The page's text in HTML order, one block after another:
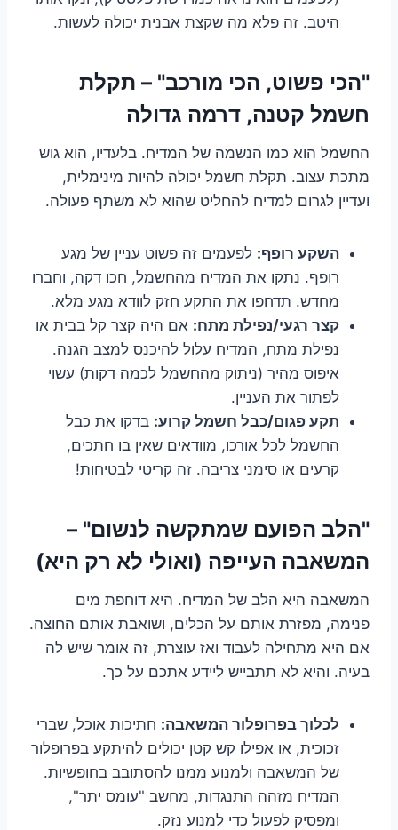
היטב. זה פלא מה שקצת אבנית יכולה לעשות.
"הכי פשוט, הכי מורכב" – תקלת
חשמל קטנה, דרמה גדולה
החשמל הוא כמו הנשמה של המדיח. בלעדיו, הוא גוש
מתכת עצוב. תקלת חשמל יכולה להיות מינימלית,
ועדיין לגרום למדיח להחליט שהוא לא משתף פעולה.
השקע רופף: לפעמים זה פשוט עניין של מגע
רופף. נתקו את המדיח מהחשמל, חכו דקה, וחברו
מחדש. תדחפו את התקע חזק לוודא מגע מלא.
קצר רגעי/נפילת מתח: אם היה קצר קל בבית או
נפילת מתח, המדיח עלול להיכנס למצב הגנה.
איפוס מהיר (ניתוק מהחשמל לכמה דקות) עשוי
לפתור את העניין.
תקע פגום/כבל חשמל קרוע: בדקו את כבל
החשמל לכל אורכו, מוודאים שאין בו חתכים,
קרעים או סימני צריבה. זה קריטי לבטיחות!
"הלב הפועם שמתקשה לנשום" –
המשאבה העייפה (ואולי לא רק היא)
המשאבה היא הלב של המדיח. היא דוחפת מים
פנימה, מפזרת אותם על הכלים, ושואבת אותם החוצה.
אם היא מתחילה לעבוד ואז עוצרת, זה אומר שיש לה
בעיה. והיא לא תתבייש ליידע אתכם על כך.
לכלוך בפרופלור המשאבה: חתיכות אוכל, שברי
זכוכית, או אפילו קש קטן יכולים להיתקע בפרופלור
של המשאבה ולמנוע ממנו להסתובב בחופשיות.
המדיח מזהה התנגדות, מחשב "עומס יתר",
ומפסיק לפעול כדי למנוע נזק.